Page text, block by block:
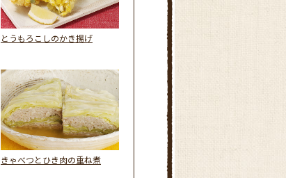
とうもろこしのかき揚げ
きゃべつとひき肉の重ね煮